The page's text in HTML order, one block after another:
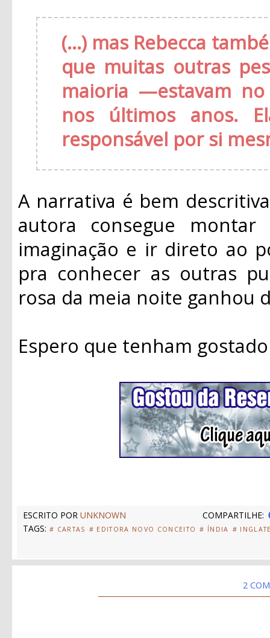
(...) mas Rebecca
que muitas outras
maioria —estavam
nos últimos anos.
responsável por si
A narrativa é bem
autora consegue
imaginação e ir direto ao
pra conhecer as outras
rosa da meia noite ganhou
Espero que tenham
ESCRITO POR UNKNOWN
COMPARTILHE:
TAGS: # CARTAS # EDITORA NOVO CONCEITO # ÍNDIA #
2